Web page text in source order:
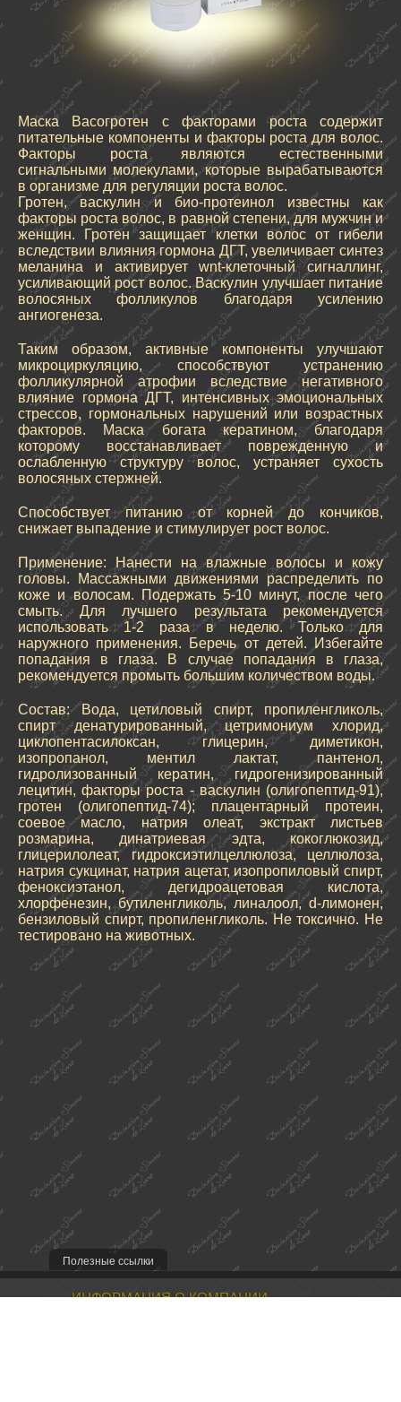
Маска Ваcогротен с факторами роста содержит
питательные компоненты и факторы роста для волос.
Факторы роста являются естественными
сигнальными молекулами, которые вырабатываются
в организме для регуляции роста волос.
Гротен, васкулин и био-протеинол известны как
факторы роста волос, в равной степени, для мужчин и
женщин. Гротен защищает клетки волос от гибели
вследствии влияния гормона ДГТ, увеличивает синтез
меланина и активирует wnt-клеточный сигналлинг,
усиливающий рост волос. Васкулин улучшает питание
волосяных фолликулов благодаря усилению
ангиогенеза.
Таким образом, активные компоненты улучшают
микроциркуляцию, способствуют устранению
фолликулярной атрофии вследствие негативного
влияние гормона ДГТ, интенсивных эмоциональных
стрессов, гормональных нарушений или возрастных
факторов. Маска богата кератином, благодаря
которому восстанавливает поврежденную и
ослабленную структуру волос, устраняет сухость
волосяных стержней.
Способствует питанию от корней до кончиков,
снижает выпадение и стимулирует рост волос.
Применение: Нанести на влажные волосы и кожу
головы. Массажными движениями распределить по
коже и волосам. Подержать 5-10 минут, после чего
смыть. Для лучшего результата рекомендуется
использовать 1-2 раза в неделю. Только для
наружного применения. Беречь от детей. Избегайте
попадания в глаза. В случае попадания в глаза,
рекомендуется промыть большим количеством воды.
Состав: Вода, цетиловый спирт, пропиленгликоль,
спирт денатурированный, цетримониум хлорид,
циклопентасилоксан, глицерин, диметикон,
изопропанол, ментил лактат, пантенол,
гидролизованный кератин, гидрогенизированный
лецитин, факторы роста - васкулин (олигопептид-91),
гротен (олигопептид-74); плацентарный протеин,
соевое масло, натрия олеат, экстракт листьев
розмарина, динатриевая эдта, кокоглюкозид,
глицерилолеат, гидроксиэтилцеллюлоза, целлюлоза,
натрия сукцинат, натрия ацетат, изопропиловый спирт,
феноксиэтанол, дегидроацетовая кислота,
хлорфенезин, бутиленгликоль, линалоол, d-лимонен,
бензиловый спирт, пропиленгликоль. Не токсично. Не
тестировано на животных.
Полезные ссылки
ИНФОРМАЦИЯ О КОМПАНИИ